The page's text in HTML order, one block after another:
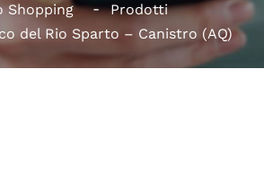
Shopping
Prodotti
del Rio Sparto – Canistro (AQ)